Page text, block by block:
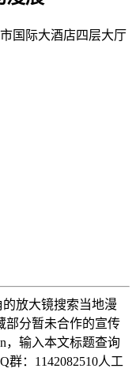
国际大酒店四层大厅
放大镜搜索当地漫
部分暂未合作的宣传
，输入本文标题查询
群：1142082510人工